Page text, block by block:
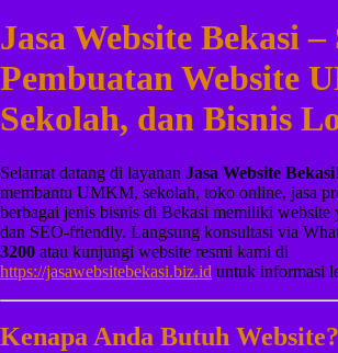
Jasa Website Bekasi –
Pembuatan Website
Sekolah, dan Bisnis
Selamat datang di layanan Jasa Website Bekasi
membantu UMKM, sekolah, toko online, jasa
berbagai jenis bisnis di Bekasi memiliki website
dan SEO-friendly. Langsung konsultasi via
3200 atau kunjungi website resmi kami di
https://jasawebsitebekasi.biz.id untuk informasi
Kenapa Anda Butuh Website?